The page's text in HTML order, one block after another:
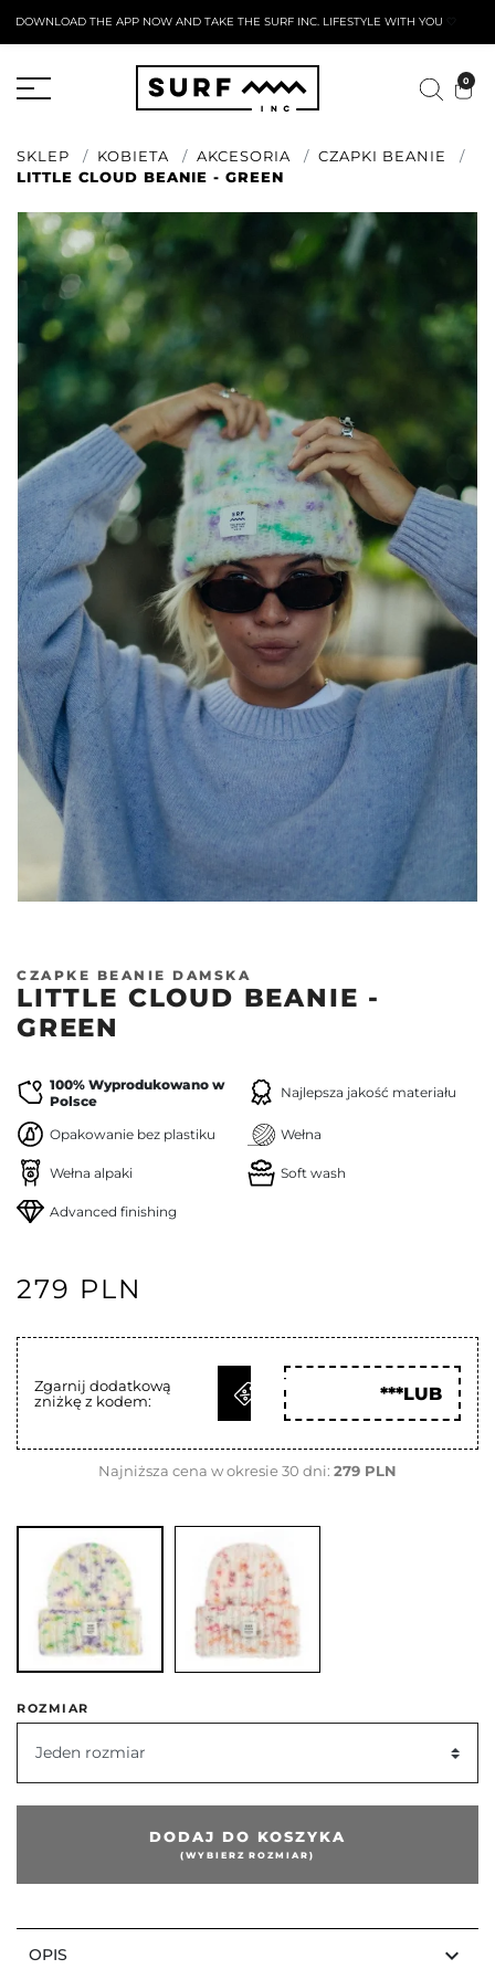
DOWNLOAD THE APP NOW AND TAKE THE SURF INC. LIFESTYLE WITH YOU 🤍
0
SKLEP KOBIETA AKCESORIA
CZAPKI BEANIE
LITTLE CLOUD BEANIE - GREEN
CZAPKE BEANIE DAMSKA
LITTLE CLOUD BEANIE -
GREEN
100% Wyprodukowano w
Polsce
Najlepsza jakość materiału
Opakowanie bez plastiku Wełna
Wełna alpaki Soft wash
Advanced finishing
279 PLN
Zgarnij dodatkową
zniżkę z kodem:
ODBIERZ
***LUB
Najniższa cena w okresie 30 dni: 279 PLN
ROZMIAR
Jeden rozmiar
DODAJ DO KOSZYKA
(WYBIERZ ROZMIAR)
OPIS keyboard_arrow_down
AKTYWNY FORMULARZ ZWROTU